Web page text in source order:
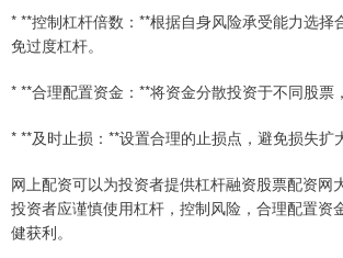
* **控制杠杆倍数：**根据自身风险承受能力选择
免过度杠杆。
* **合理配置资金：**将资金分散投资于不同股票
* **及时止损：**设置合理的止损点，避免损失扩
网上配资可以为投资者提供杠杆融资股票配资网
投资者应谨慎使用杠杆，控制风险，合理配置资
健获利。